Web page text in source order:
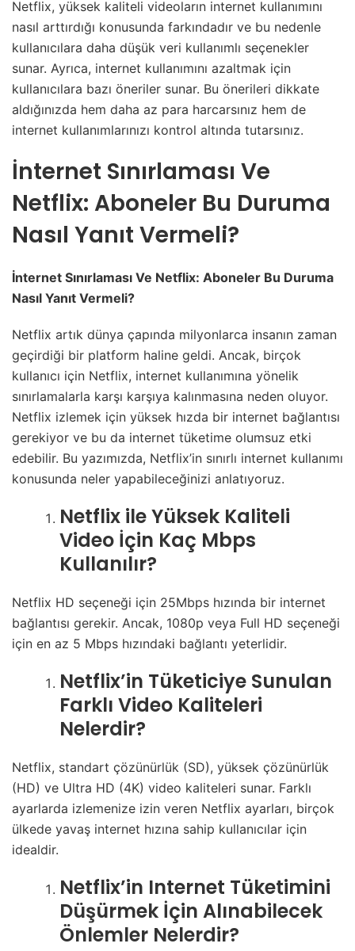
Netflix, yüksek kaliteli videoların internet kullanımını
nasıl arttırdığı konusunda farkındadır ve bu nedenle
kullanıcılara daha düşük veri kullanımlı seçenekler
sunar. Ayrıca, internet kullanımını azaltmak için
kullanıcılara bazı öneriler sunar. Bu önerileri dikkate
aldığınızda hem daha az para harcarsınız hem de
internet kullanımlarınızı kontrol altında tutarsınız.
İnternet Sınırlaması Ve
Netflix: Aboneler Bu Duruma
Nasıl Yanıt Vermeli?
İnternet Sınırlaması Ve Netflix: Aboneler Bu Duruma
Nasıl Yanıt Vermeli?
Netflix artık dünya çapında milyonlarca insanın zaman
geçirdiği bir platform haline geldi. Ancak, birçok
kullanıcı için Netflix, internet kullanımına yönelik
sınırlamalarla karşı karşıya kalınmasına neden oluyor.
Netflix izlemek için yüksek hızda bir internet bağlantısı
gerekiyor ve bu da internet tüketime olumsuz etki
edebilir. Bu yazımızda, Netflix’in sınırlı internet kullanımı
konusunda neler yapabileceğinizi anlatıyoruz.
Netflix ile Yüksek Kaliteli
Video İçin Kaç Mbps
Kullanılır?
Netflix HD seçeneği için 25Mbps hızında bir internet
bağlantısı gerekir. Ancak, 1080p veya Full HD seçeneği
için en az 5 Mbps hızındaki bağlantı yeterlidir.
Netflix’in Tüketiciye Sunulan
Farklı Video Kaliteleri
Nelerdir?
Netflix, standart çözünürlük (SD), yüksek çözünürlük
(HD) ve Ultra HD (4K) video kaliteleri sunar. Farklı
ayarlarda izlemenize izin veren Netflix ayarları, birçok
ülkede yavaş internet hızına sahip kullanıcılar için
idealdir.
Netflix’in Internet Tüketimini
Düşürmek İçin Alınabilecek
Önlemler Nelerdir?